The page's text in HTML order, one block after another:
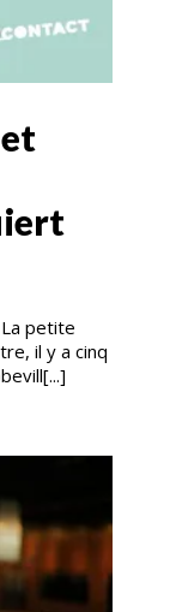
petite
il y a cinq